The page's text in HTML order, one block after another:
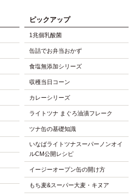
ピックアップ
1兆個乳酸菌
缶詰でお弁当おかず
食塩無添加シリーズ
収穫当日コーン
カレーシリーズ
ライトツナ まぐろ油漬フレーク
ツナ缶の基礎知識
いなばライトツナスーパーノンオイ
ルCM公開レシピ
イージーオープン缶の開け方
もち麦&スーパー大麦・キヌア